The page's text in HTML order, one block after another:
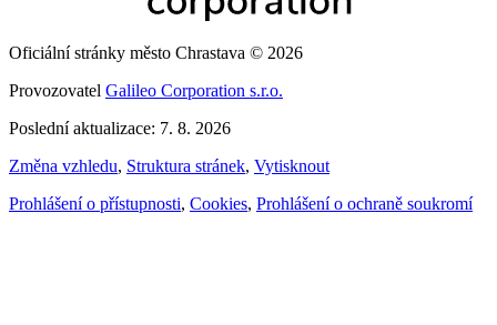
Oficiální stránky město Chrastava © 2026
Provozovatel Galileo Corporation s.r.o.
Poslední aktualizace: 7. 8. 2026
Změna vzhledu, Struktura stránek, Vytisknout
Prohlášení o přístupnosti, Cookies, Prohlášení o ochraně soukromí